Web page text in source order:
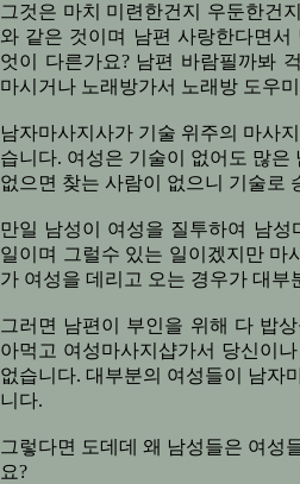
그것은 마치 미련한건지 우둔한건
와 같은 것이며 남편 사랑한다면
엇이 다른가요? 남편 바람필까봐
마시거나 노래방가서 노래방 도우
남자마사지사가 기술 위주의 마사
습니다. 여성은 기술이 없어도 많은
없으면 찾는 사람이 없으니 기술로
만일 남성이 여성을 질투하여 남
일이며 그럴수 있는 일이겠지만 마
가 여성을 데리고 오는 경우가 대부
그러면 남편이 부인을 위해 다 밥
아먹고 여성마사지샵가서 당신이
없습니다. 대부분의 여성들이 남자
니다.
그렇다면 도데데 왜 남성들은 여성
요?